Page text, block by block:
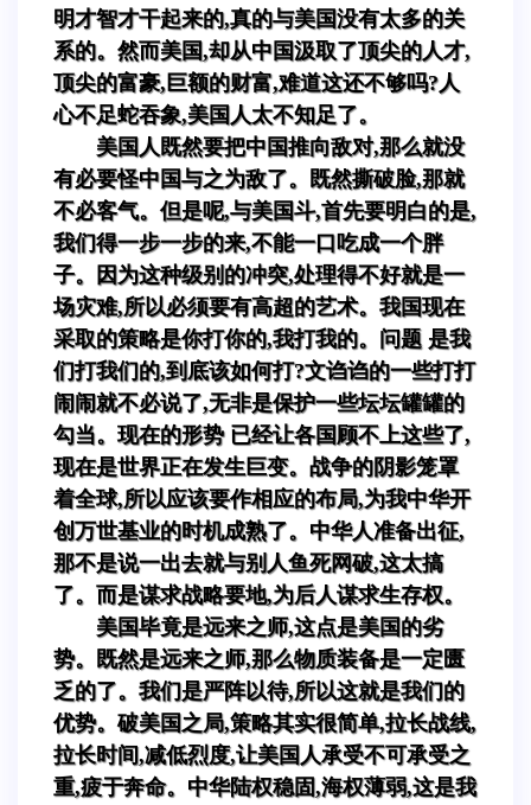
明才智才干起来的,真的与美国没有太多的关
系的。然而美国,却从中国汲取了顶尖的人才,
顶尖的富豪,巨额的财富,难道这还不够吗?人
心不足蛇吞象,美国人太不知足了。
美国人既然要把中国推向敌对,那么就没
有必要怪中国与之为敌了。既然撕破脸,那就
不必客气。但是呢,与美国斗,首先要明白的是,
我们得一步一步的来,不能一口吃成一个胖
子。因为这种级别的冲突,处理得不好就是一
场灾难,所以必须要有高超的艺术。我国现在
采取的策略是你打你的,我打我的。问题 是我
们打我们的,到底该如何打?文诌诌的一些打打
闹闹就不必说了,无非是保护一些坛坛罐罐的
勾当。现在的形势 已经让各国顾不上这些了,
现在是世界正在发生巨变。战争的阴影笼罩
着全球,所以应该要作相应的布局,为我中华开
创万世基业的时机成熟了。中华人准备出征,
那不是说一出去就与别人鱼死网破,这太搞
了。而是谋求战略要地,为后人谋求生存权。
美国毕竟是远来之师,这点是美国的劣
势。既然是远来之师,那么物质装备是一定匮
乏的了。我们是严阵以待,所以这就是我们的
优势。破美国之局,策略其实很简单,拉长战线,
拉长时间,减低烈度,让美国人承受不可承受之
重,疲于奔命。中华陆权稳固,海权薄弱,这是我